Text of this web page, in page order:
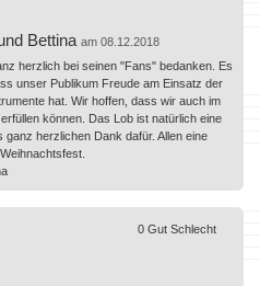
Bettina am 08.12.2018
herzlich bei seinen "Fans" bedanken. Es
unser Publikum Freude am Einsatz der
hat. Wir hoffen, dass wir auch im
können. Das Lob ist natürlich eine
herzlichen Dank dafür. Allen eine
0 Gut Schlecht